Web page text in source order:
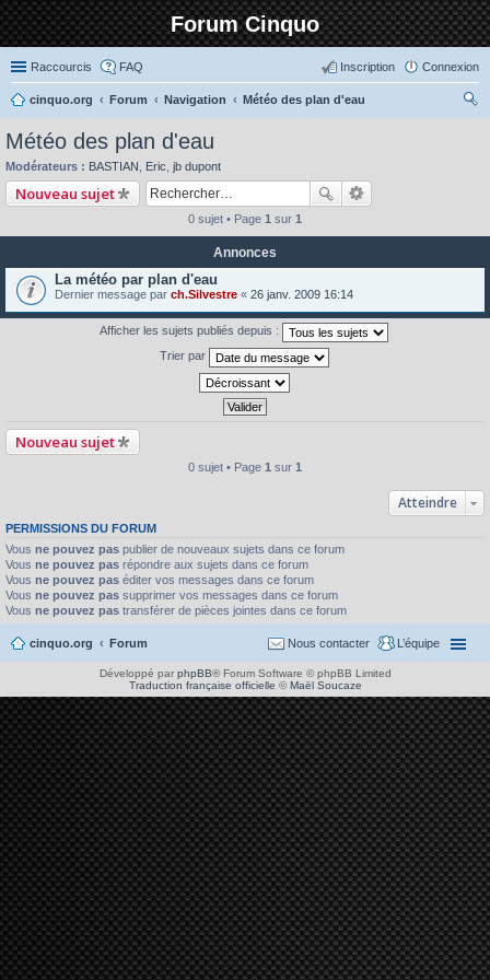
Forum Cinquo
Raccourcis FAQ Connexion
Inscription
cinquo.org Forum Navigation
Météo des plan d'eau
Météo des plan d'eau
Modérateurs : BASTIAN Eric jb dupont
Nouveau sujet
0 sujet • Page 1 sur 1
Annonces
La météo par plan d'eau
Dernier message par ch.Silvestre « 26 janv. 2009 16:14
Afficher les sujets publiés depuis :
Trier par
Nouveau sujet
0 sujet • Page 1 sur 1
Atteindre
PERMISSIONS DU FORUM
Vous ne pouvez pas publier de nouveaux sujets dans ce forum
Vous ne pouvez pas répondre aux sujets dans ce forum
Vous ne pouvez pas éditer vos messages dans ce forum
Vous ne pouvez pas supprimer vos messages dans ce forum
Vous ne pouvez pas transférer de pièces jointes dans ce forum
cinquo.org Forum L’équipe
Nous contacter
Développé par phpBB® Forum Software © phpBB Limited
Traduction française officielle ©Maël Soucaze